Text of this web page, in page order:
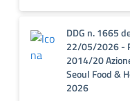
DDG n. 1665
22/05/2026 -
2014/20
Seoul Food &
2026